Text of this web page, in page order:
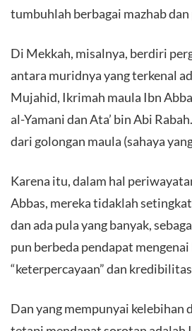
tumbuhlah berbagai mazhab
Di Mekkah, misalnya, berdiri
antara muridnya yang terkenal
Mujahid, Ikrimah maula Ibn
al-Yamani dan Ata’ bin Abi
dari golongan maula (sahaya
Karena itu, dalam hal
Abbas, mereka tidaklah
dan ada pula yang banyak,
pun berbeda pendapat
“keterpercayaan” dan
Dan yang mempunyai kelebihan